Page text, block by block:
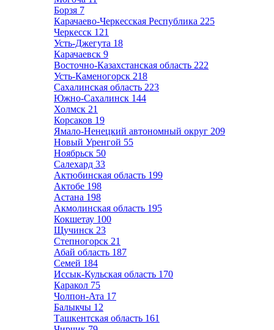
Борзя 7
Карачаево-Черкесская Республика 225
Черкесск 121
Усть-Джегута 18
Карачаевск 9
Восточно-Казахстанская область 222
Усть-Каменогорск 218
Сахалинская область 223
Южно-Сахалинск 144
Холмск 21
Корсаков 19
Ямало-Ненецкий автономный округ 209
Новый Уренгой 55
Ноябрьск 50
Салехард 33
Актюбинская область 199
Актобе 198
Астана 198
Акмолинская область 195
Кокшетау 100
Щучинск 23
Степногорск 21
Абай область 187
Семей 184
Иссык-Кульская область 170
Каракол 75
Чолпон-Ата 17
Балыкчы 12
Ташкентская область 161